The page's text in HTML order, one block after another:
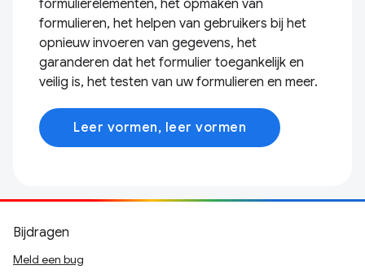
formulierelementen, het opmaken van
formulieren, het helpen van gebruikers bij het
opnieuw invoeren van gegevens, het
garanderen dat het formulier toegankelijk en
veilig is, het testen van uw formulieren en meer.
Leer vormen, leer vormen
Bijdragen
Meld een bug